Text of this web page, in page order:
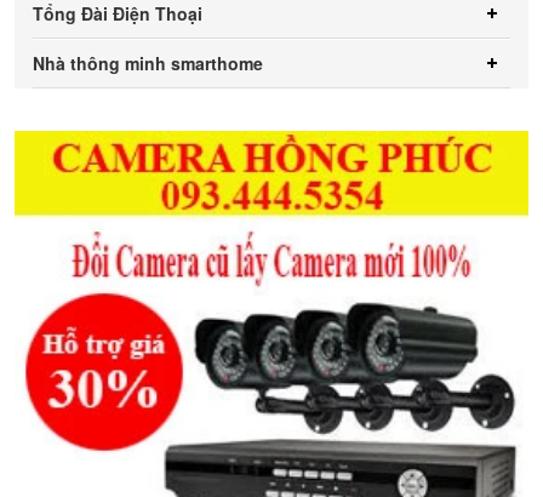
Tổng Đài Điện Thoại
Nhà thông minh smarthome